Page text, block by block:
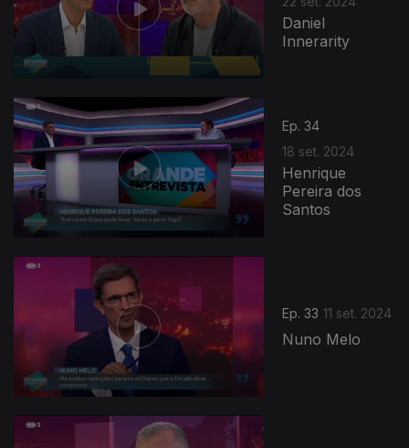
Daniel
Innerarity
Ep. 34
18 set. 2024
Henrique
Pereira dos
Santos
Ep. 33 11 set. 2024
Nuno Melo